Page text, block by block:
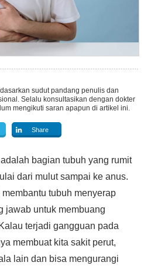
sudut pandang penulis dan
Selalu konsultasikan dengan dokter
mengikuti saran apapun di artikel ini.
Share
bagian tubuh yang rumit
dari mulut sampai ke anus.
tubuh menyerap
jawab untuk membuang
terjadi gangguan pada
membuat kita sakit perut,
lain dan bisa mengurangi